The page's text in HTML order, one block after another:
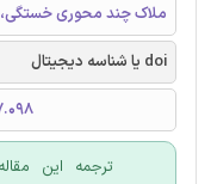
ملاک چند محوری
doi یا شناسه دیجیتال
ترجمه این